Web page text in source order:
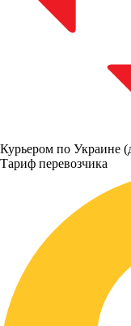
Курьером по Украине
Тариф перевозчика